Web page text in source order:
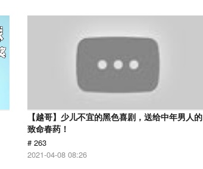
【越哥】少儿不宜的黑色喜剧，送给中年男人的
致命春药！
# 263
2021-04-08 08:26